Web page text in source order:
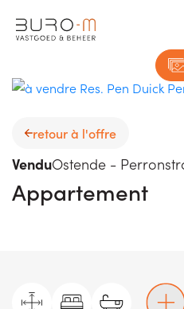
retour à l'offre
VenduOstende -
Appartement